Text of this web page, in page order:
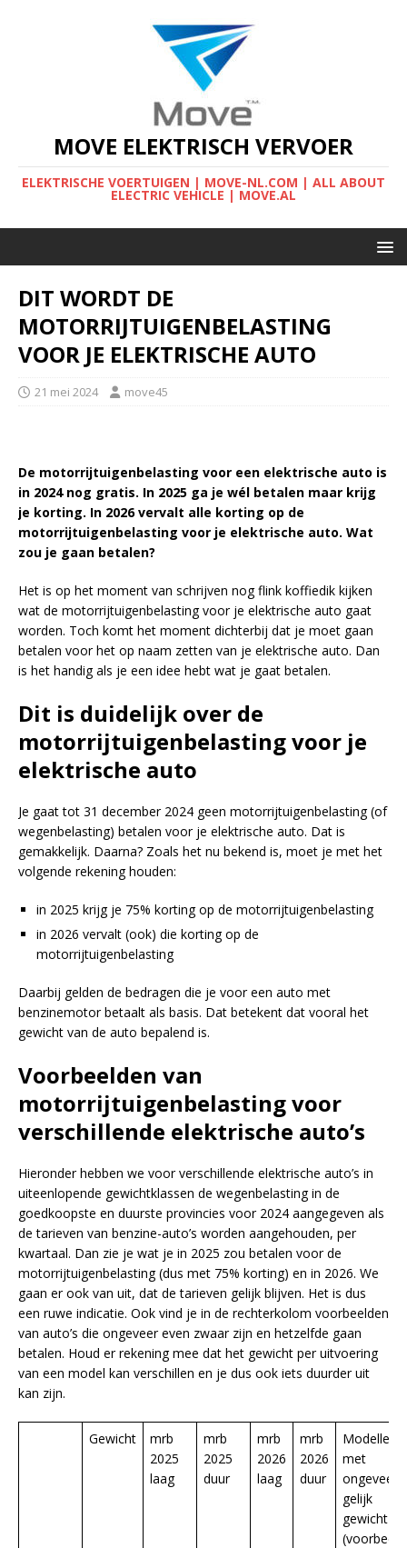
MOVE ELEKTRISCH VERVOER
ELEKTRISCHE VOERTUIGEN | MOVE-NL.COM | ALL ABOUT
ELECTRIC VEHICLE | MOVE.AL
DIT WORDT DE
MOTORRIJTUIGENBELASTING
VOOR JE ELEKTRISCHE AUTO
21 mei 2024 move45
De motorrijtuigenbelasting voor een elektrische auto is
in 2024 nog gratis. In 2025 ga je wél betalen maar krijg
je korting. In 2026 vervalt alle korting op de
motorrijtuigenbelasting voor je elektrische auto. Wat
zou je gaan betalen?
Het is op het moment van schrijven nog flink koffiedik kijken
wat de motorrijtuigenbelasting voor je elektrische auto gaat
worden. Toch komt het moment dichterbij dat je moet gaan
betalen voor het op naam zetten van je elektrische auto. Dan
is het handig als je een idee hebt wat je gaat betalen.
Dit is duidelijk over de
motorrijtuigenbelasting voor je
elektrische auto
Je gaat tot 31 december 2024 geen motorrijtuigenbelasting (of
wegenbelasting) betalen voor je elektrische auto. Dat is
gemakkelijk. Daarna? Zoals het nu bekend is, moet je met het
volgende rekening houden:
in 2025 krijg je 75% korting op de motorrijtuigenbelasting
in 2026 vervalt (ook) die korting op de
motorrijtuigenbelasting
Daarbij gelden de bedragen die je voor een auto met
benzinemotor betaalt als basis. Dat betekent dat vooral het
gewicht van de auto bepalend is.
Voorbeelden van
motorrijtuigenbelasting voor
verschillende elektrische auto’s
Hieronder hebben we voor verschillende elektrische auto’s in
uiteenlopende gewichtklassen de wegenbelasting in de
goedkoopste en duurste provincies voor 2024 aangegeven als
de tarieven van benzine-auto’s worden aangehouden, per
kwartaal. Dan zie je wat je in 2025 zou betalen voor de
motorrijtuigenbelasting (dus met 75% korting) en in 2026. We
gaan er ook van uit, dat de tarieven gelijk blijven. Het is dus
een ruwe indicatie. Ook vind je in de rechterkolom voorbeelden
van auto’s die ongeveer even zwaar zijn en hetzelfde gaan
betalen. Houd er rekening mee dat het gewicht per uitvoering
van een model kan verschillen en je dus ook iets duurder uit
kan zijn.
Gewicht
mrb
2025
laag
mrb
2025
duur
mrb
2026
laag
mrb
2026
duur
Modellen
met
ongeveer
gelijk
gewicht